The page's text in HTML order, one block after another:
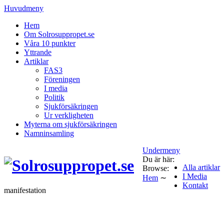
Huvudmeny
Hem
Om Solrosuppropet.se
Våra 10 punkter
Yttrande
Artiklar
FAS3
Föreningen
I media
Politik
Sjukförsäkringen
Ur verkligheten
Myterna om sjukförsäkringen
Namninsamling
Undermeny
Alla artiklar
I Media
Kontakt
Du är här:
Browse:
Hem ∼
manifestation